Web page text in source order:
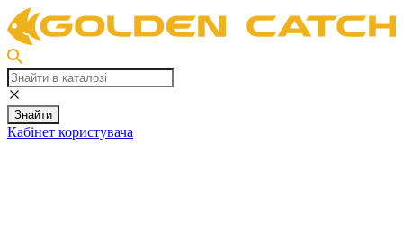
Знайти
Кабінет користувача